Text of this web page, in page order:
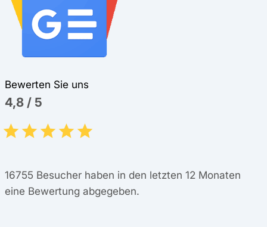
Bewerten Sie uns
4,8 / 5
16755 Besucher haben in den letzten 12 Monaten
eine Bewertung abgegeben.